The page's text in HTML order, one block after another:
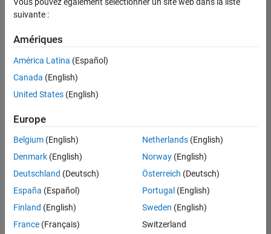
Ventes pour l'éducation
Actuellement,
aucune
offre
d'emploi
correspondant
à vos
critères
de
recherche.
Vous
pouvez
élargir
votre
Vous pouvez également sélectionner un site web dans la liste
suivante :
Amériques
América Latina (Español)
Canada (English)
United States (English)
Europe
Belgium (English)
Denmark (English)
Deutschland (Deutsch)
España (Español)
Finland (English)
France (Français)
Netherlands(English)
Norway(English)
Österreich (Deutsch)
Portugal (English)
Sweden (English)
Switzerland